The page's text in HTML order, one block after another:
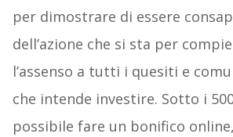
per dimostrare di essere
dell’azione che si sta per
l’assenso a tutti i quesiti e
che intende investire. Sotto i
possibile fare un bonifico